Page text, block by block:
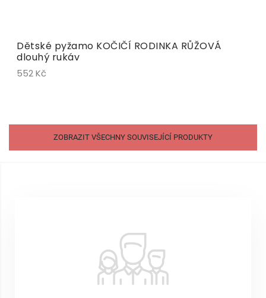
Dětské pyžamo KOČIČÍ RODINKA RŮŽOVÁ
dlouhý rukáv
552 Kč
ZOBRAZIT VŠECHNY SOUVISEJÍCÍ PRODUKTY